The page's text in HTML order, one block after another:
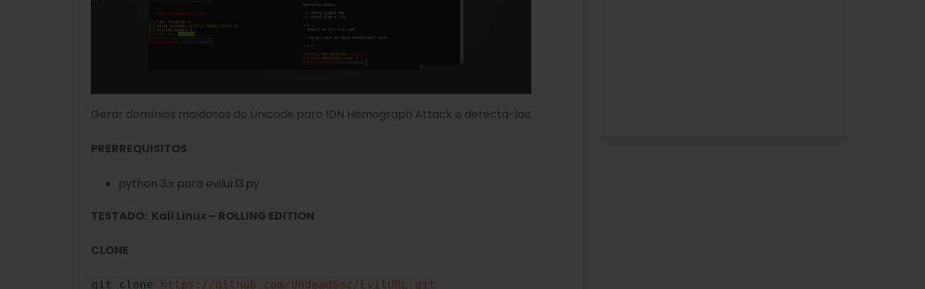
Gerar domínios maldosos do Unicode para IDN Homograph Attack e detectá-los.
PRERREQUISITOS
python 3.x para evilurl3.py
TESTADO: Kali Linux – ROLLING EDITION
CLONE
git clone https://github.com/UndeadSec/EvilURL.git